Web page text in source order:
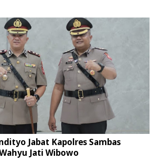
Jabat Kapolres Sambas
Jati Wibowo